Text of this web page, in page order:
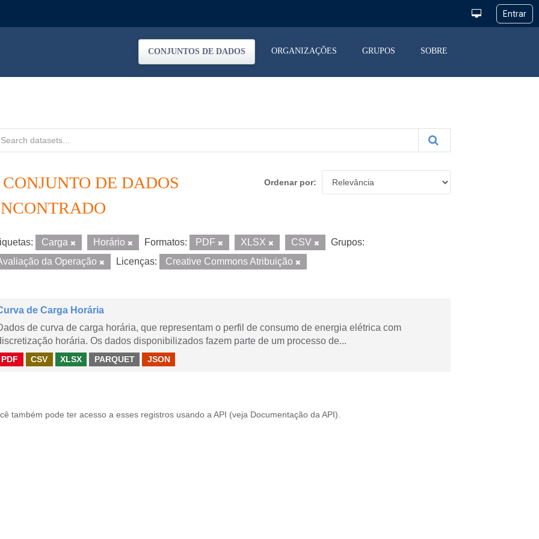
CONJUNTOS DE DADOS ORGANIZAÇÕES GRUPOS SOBRE
Ordenar por
CONJUNTO DE DADOS
Carga Horário Formatos: PDF XLSX CSV
Grupos:
da Operação
Licenças: Creative Commons Atribuição
de Carga Horária
de curva de carga horária, que representam o perfil de consumo de energia elétrica com
horária. Os dados disponibilizados fazem parte de um processo de...
PDF CSV XLSX PARQUET JSON
também pode ter acesso a esses registros usando a API (veja Documentação da API ).